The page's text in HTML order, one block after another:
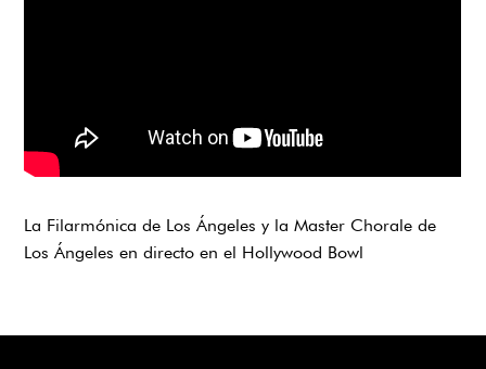
La Filarmónica de Los Ángeles y la Master Chorale de
Los Ángeles en directo en el Hollywood Bowl